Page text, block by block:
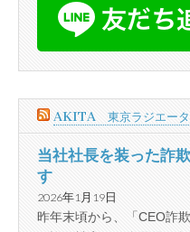
AKITA 東京ラジエータ
当社社長を装った詐
す
2026年1月19日
昨年末頃から、「CEO詐